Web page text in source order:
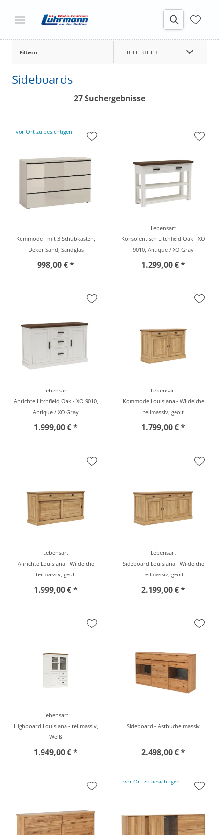
Filtern BELIEBTHEIT
Sideboards
27 Suchergebnisse
vor Ort zu besichtigen
Kommode - mit 3 Schubkästen,
Dekor Sand, Sandglas
998,00 € *
Lebensart
Konsolentisch Litchfield Oak - XO
9010, Antique / XO Gray
1.299,00 € *
Lebensart
Anrichte Litchfield Oak - XO 9010,
Antique / XO Gray
1.999,00 € *
Lebensart
Kommode Louisiana - Wildeiche
teilmassiv, geölt
1.799,00 € *
Lebensart
Anrichte Louisiana - Wildeiche
teilmassiv, geölt
1.999,00 € *
Lebensart
Sideboard Louisiana - Wildeiche
teilmassiv, geölt
2.199,00 € *
Lebensart
Highboard Louisiana - teilmassiv,
Weiß
1.949,00 € *
Sideboard - Astbuche massiv
2.498,00 € *
vor Ort zu besichtigen